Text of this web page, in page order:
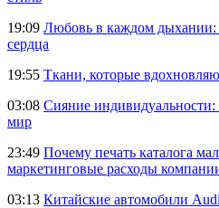
19:09 Любовь в каждом
сердца
19:55 Ткани, которые
03:08 Сияние
мир
23:49 Почему печать каталога
маркетинговые расходы
03:13 Китайские автомобили